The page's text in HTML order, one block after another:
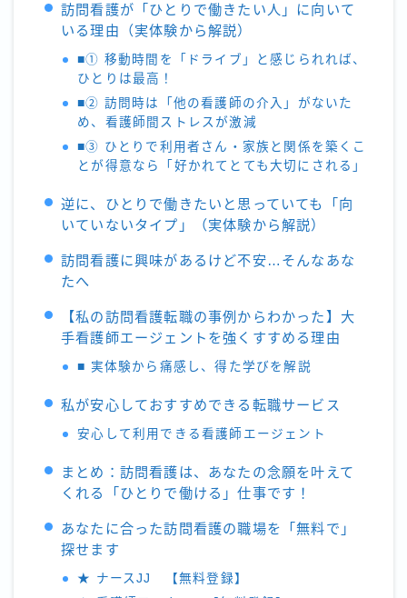
訪問看護が「ひとりで働きたい人」に向いて
いる理由（実体験から解説）
■① 移動時間を「ドライブ」と感じられれば、
ひとりは最高！
■② 訪問時は「他の看護師の介入」がないた
め、看護師間ストレスが激減
■③ ひとりで利用者さん・家族と関係を築くこ
とが得意なら「好かれてとても大切にされる」
逆に、ひとりで働きたいと思っていても「向
いていないタイプ」（実体験から解説）
訪問看護に興味があるけど不安…そんなあな
たへ
【私の訪問看護転職の事例からわかった】大
手看護師エージェントを強くすすめる理由
■ 実体験から痛感し、得た学びを解説
私が安心しておすすめできる転職サービス
安心して利用できる看護師エージェント
まとめ：訪問看護は、あなたの念願を叶えて
くれる「ひとりで働ける」仕事です！
あなたに合った訪問看護の職場を「無料で」
探せます
★ ナースJJ 【無料登録】